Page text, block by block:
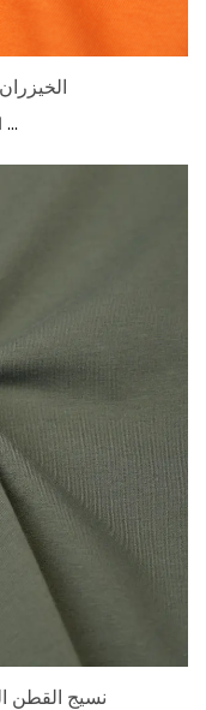
المعلمة تعليمات الرعاية يستخدم ميزات أخرى ...
نسيج القطن